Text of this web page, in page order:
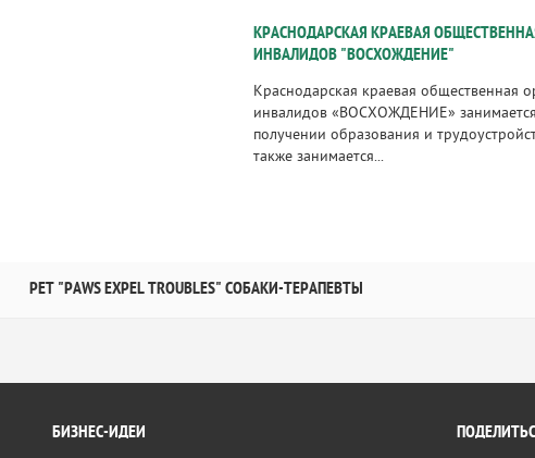
КРАСНОДАРСКАЯ КРАЕВАЯ
ИНВАЛИДОВ "ВОСХОЖДЕНИЕ"
Краснодарская краевая общественная
инвалидов «ВОСХОЖДЕНИЕ»
получении образования и
также занимается...
PET "PAWS EXPEL TROUBLES" СОБАКИ-ТЕРАПЕВТЫ
БИЗНЕС-ИДЕИ